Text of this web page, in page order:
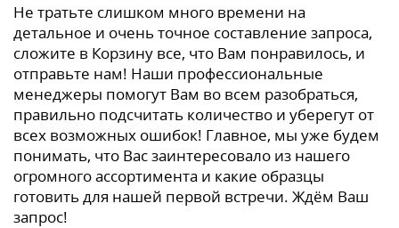
Не тратьте слишком много времени на
детальное и очень точное составление запроса,
сложите в Корзину все, что Вам понравилось, и
отправьте нам! Наши профессиональные
менеджеры помогут Вам во всем разобраться,
правильно подсчитать количество и уберегут от
всех возможных ошибок! Главное, мы уже будем
понимать, что Вас заинтересовало из нашего
огромного ассортимента и какие образцы
готовить для нашей первой встречи. Ждём Ваш
запрос!